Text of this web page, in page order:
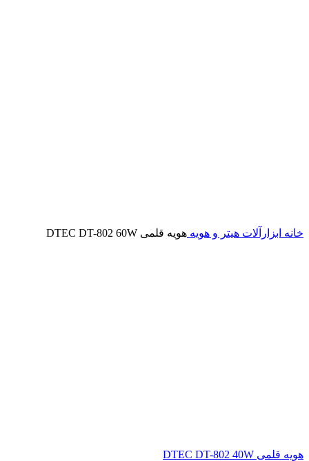
خانه ابزارآلات هیتر و هویه هویه قلمی DTEC DT-802 60W
هویه قلمی DTEC DT-802 40W